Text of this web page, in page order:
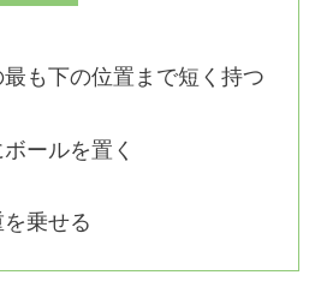
も下の位置まで短く持つ
ールを置く
乗せる